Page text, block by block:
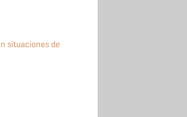
situaciones de